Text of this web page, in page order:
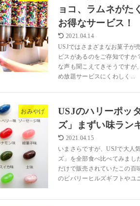
ョコ、ラムネがた
お得なサービス！
2021.04.14
USJではさまざまなお菓子が
ビスがあるのをご存知ですか
な声も聞こえてきそうですが
め放題サービスにくわしく...
おみやげ
USJのハリーポッ
ズ」まずい味ラン
2021.04.15
いまさらですが、USJで大人
ズ」を全部食べ比べてみまし
だけで販売されていたこの百
のビバリーヒルズギフトやユ